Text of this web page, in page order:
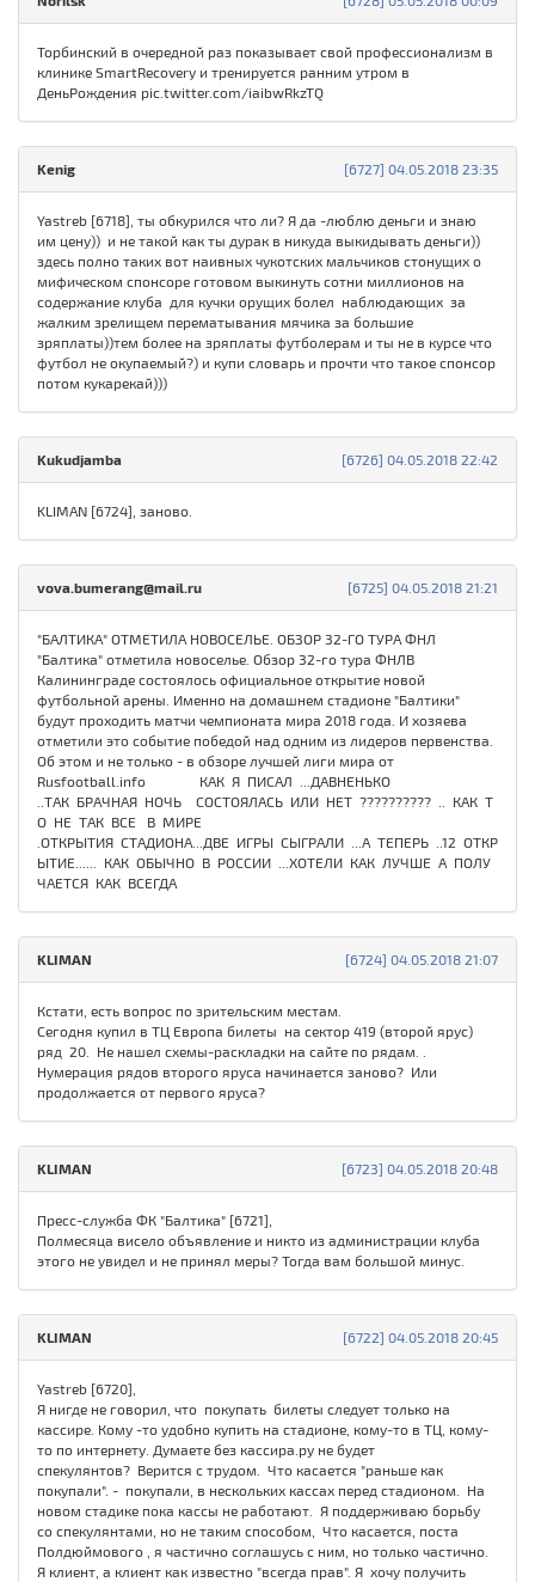
Торбинский в очередной раз показывает свой профессионализм в
клинике SmartRecovery и тренируется ранним утром в
ДеньРождения pic.twitter.com/iaibwRkzTQ
[6727] 04.05.2018 23:35
Kenig
Yastreb [6718], ты обкурился что ли? Я да -люблю деньги и знаю
им цену)) и не такой как ты дурак в никуда выкидывать деньги))
здесь полно таких вот наивных чукотских мальчиков стонущих о
мифическом спонсоре готовом выкинуть сотни миллионов на
содержание клуба для кучки орущих болел наблюдающих за
жалким зрелищем перематывания мячика за большие
зряплаты))тем более на зряплаты футболерам и ты не в курсе что
футбол не окупаемый?) и купи словарь и прочти что такое спонсор
потом кукарекай)))
[6726] 04.05.2018 22:42
Kukudjamba
KLIMAN [6724], заново.
[6725] 04.05.2018 21:21
vova.bumerang@mail.ru
"БАЛТИКА" ОТМЕТИЛА НОВОСЕЛЬЕ. ОБЗОР 32-ГО ТУРА ФНЛ
"Балтика" отметила новоселье. Обзор 32-го тура ФНЛВ
Калининграде состоялось официальное открытие новой
футбольной арены. Именно на домашнем стадионе "Балтики"
будут проходить матчи чемпионата мира 2018 года. И хозяева
отметили это событие победой над одним из лидеров первенства.
Об этом и не только - в обзоре лучшей лиги мира от
Rusfootball.info КАК Я ПИСАЛ ...ДАВНЕНЬКО
..ТАК БРАЧНАЯ НОЧЬ СОСТОЯЛАСЬ ИЛИ НЕТ ?????????? .. КАК Т
О НЕ ТАК ВСЕ В МИРЕ
.ОТКРЫТИЯ СТАДИОНА...ДВЕ ИГРЫ СЫГРАЛИ ...А ТЕПЕРЬ ..12 ОТКР
ЫТИЕ...... КАК ОБЫЧНО В РОССИИ ...ХОТЕЛИ КАК ЛУЧШЕ А ПОЛУ
ЧАЕТСЯ КАК ВСЕГДА
[6724] 04.05.2018 21:07
KLIMAN
Кстати, есть вопрос по зрительским местам.
Сегодня купил в ТЦ Европа билеты на сектор 419 (второй ярус)
ряд 20. Не нашел схемы-раскладки на сайте по рядам. .
Нумерация рядов второго яруса начинается заново? Или
продолжается от первого яруса?
[6723] 04.05.2018 20:48
KLIMAN
Пресс-служба ФК "Балтика" [6721],
Полмесяца висело объявление и никто из администрации клуба
этого не увидел и не принял меры? Тогда вам большой минус.
[6722] 04.05.2018 20:45
KLIMAN
Yastreb [6720],
Я нигде не говорил, что покупать билеты следует только на
кассире. Кому -то удобно купить на стадионе, кому-то в ТЦ, кому-
то по интернету. Думаете без кассира.ру не будет
спекулянтов? Верится с трудом. Что касается "раньше как
покупали". - покупали, в нескольких кассах перед стадионом. На
новом стадике пока кассы не работают. Я поддерживаю борьбу
со спекулянтами, но не таким способом, Что касается, поста
Полдюймового , я частично соглашусь с ним, но только частично.
Я клиент, а клиент как известно "всегда прав". Я хочу получить